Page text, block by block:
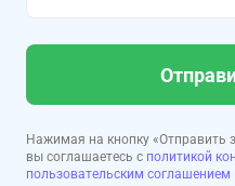
Нажимая на кнопку «Отправить
вы соглашаетесь с политикой
пользовательским соглашением